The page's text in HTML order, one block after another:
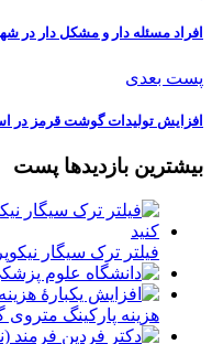
افراد مسئله‌ دار و مشکل دار در
پست بعدی
افزایش تولیدات گوشت قرمز در
بیشترین بازدیدها پست
فیلتر ترک سیگار
هزینه پارکینگ متروی